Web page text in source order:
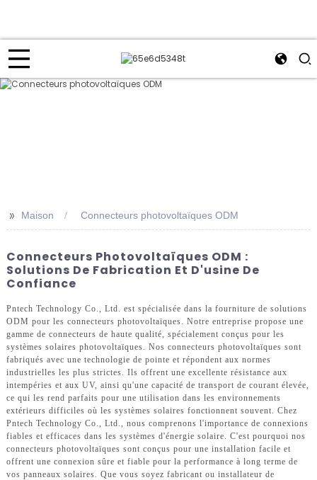
>> Maison Connecteurs photovoltaïques ODM
Connecteurs Photovoltaïques ODM :
Solutions De Fabrication Et D'usine De
Confiance
Pntech Technology Co., Ltd. est spécialisée dans la fourniture de solutions
ODM pour les connecteurs photovoltaïques. Notre entreprise propose une
gamme de connecteurs de haute qualité, spécialement conçus pour les
systèmes solaires photovoltaïques. Nos connecteurs photovoltaïques sont
fabriqués avec une technologie de pointe et répondent aux normes
industrielles les plus strictes. Ils offrent une excellente résistance aux
intempéries et aux UV, ainsi qu'une capacité de transport de courant élevée,
ce qui les rend parfaits pour une utilisation dans les environnements
extérieurs difficiles où les systèmes solaires fonctionnent souvent. Chez
Pntech Technology Co., Ltd., nous comprenons l'importance de connexions
fiables et efficaces dans les systèmes d'énergie solaire. C'est pourquoi nos
connecteurs photovoltaïques sont conçus pour une installation facile et
offrent une connexion sûre et fiable pour la performance à long terme de
vos panneaux solaires. Que vous soyez fabricant ou installateur de